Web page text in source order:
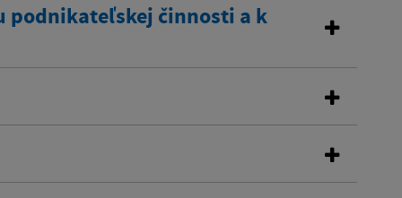
podnikateľskej činnosti a k